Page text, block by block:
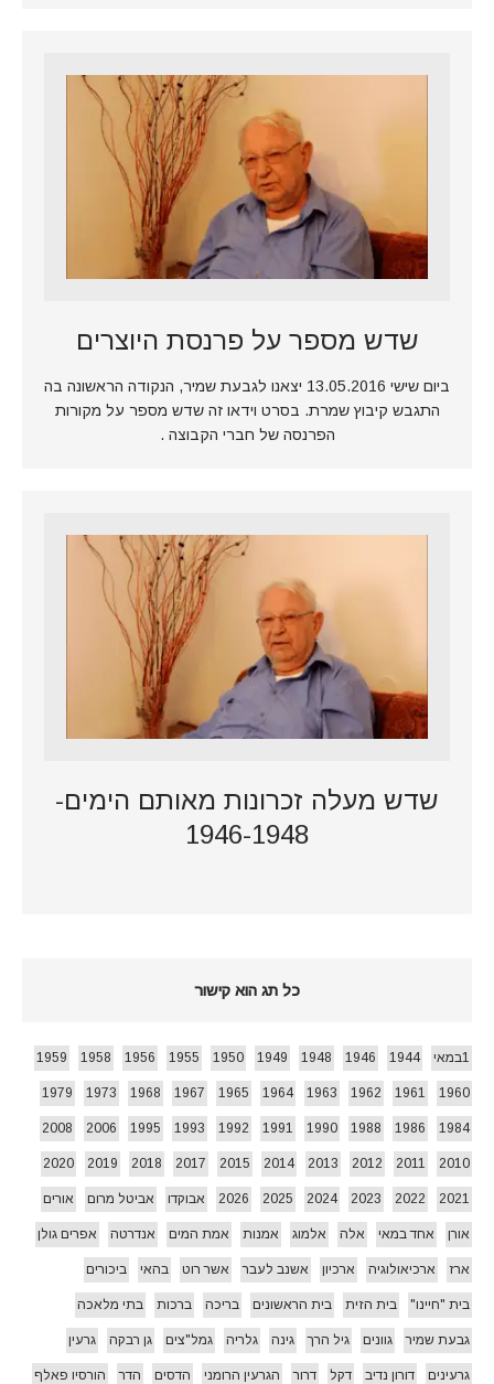
שדש מספר על פרנסת היוצרים
ביום שישי 13.05.2016 יצאנו לגבעת שמיר, הנקודה הראשונה בה
התגבש קיבוץ שמרת. בסרט וידאו זה שדש מספר על מקורות
הפרנסה של חברי הקבוצה .
שדש מעלה זכרונות מאותם הימים-
1946-1948
כל תג הוא קישור
1במאי 1944
1946
1948
1949
1950
1955
1956
1958
1959
1960
1961
1962
1963
1964
1965
1967
1968
1973
1979
1984
1986
1988
1990
1991
1992
1993
1995
2006
2008
2010
2011
2012
2013
2014
2015
2017
2018
2019
2020
2021
2022
2023
2024
2025
2026 אבוקדו אביטל מרום אורים
אורן אחד במאי אלה אלמוג אמנות אמת המים אנדרטה אפרים גולן
ארז ארכיאולוגיה ארכיון אשנב לעבר אשר רוט בהאי ביכורים
בית "חיינו" בית הזית בית הראשונים בריכה ברכות בתי מלאכה
גבעת שמיר גוונים גיל הרך גינה גלריה גמל"צים גן רבקה גרעין
גרעינים דורון נדיב דקל דרור הגרעין הרומני הדסים הדר הורסיו פאלף